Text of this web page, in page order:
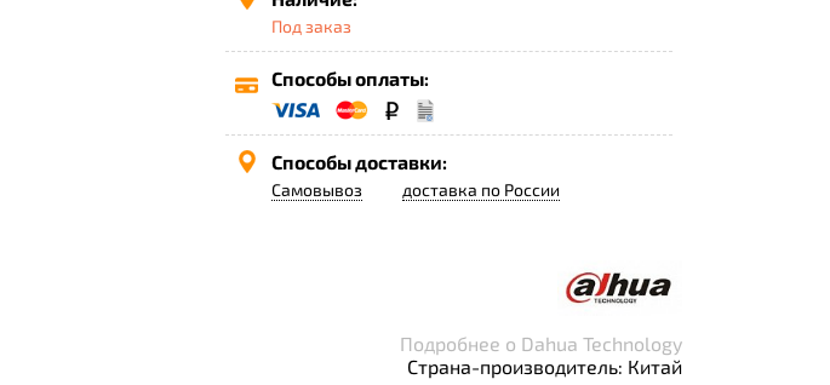
Под заказ
Способы оплаты:
Способы доставки:
Самовывоз доставка по России
Подробнее о Dahua Technology
Страна-производитель: Китай